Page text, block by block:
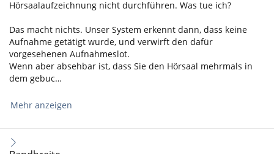
Hörsaalaufzeichnung nicht durchführen. Was tue ich?
Das macht nichts. Unser System erkennt dann, dass keine
Aufnahme getätigt wurde, und verwirft den dafür
vorgesehenen Aufnahmeslot.
Wenn aber absehbar ist, dass Sie den Hörsaal mehrmals in
dem gebuc…
Mehr anzeigen